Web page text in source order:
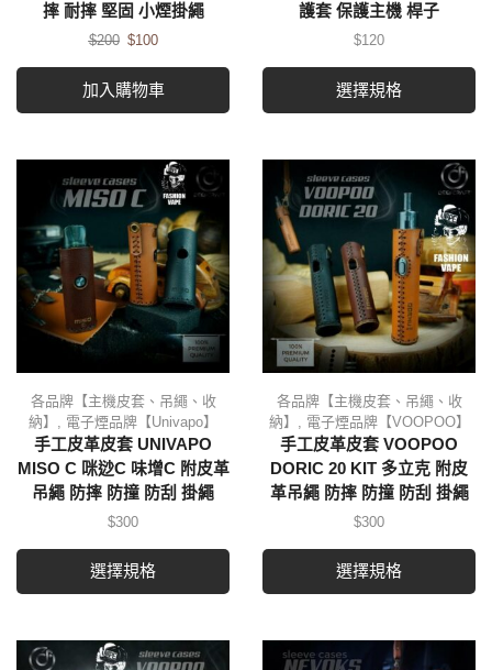
摔 耐摔 堅固 小煙掛繩
$200 $100
加入購物車
護套 保護主機 桿子
$120
選擇規格
各品牌【主機皮套、吊繩、收
納】
電子煙品牌【Univapo】
手工皮革皮套 UNIVAPO
MISO C 咪逤C 味增C 附皮革
吊繩 防摔 防撞 防刮 掛繩
$300
選擇規格
各品牌【主機皮套、吊繩、收
納】
電子煙品牌【VOOPOO】
手工皮革皮套 VOOPOO
DORIC 20 KIT 多立克 附皮
革吊繩 防摔 防撞 防刮 掛繩
$300
選擇規格